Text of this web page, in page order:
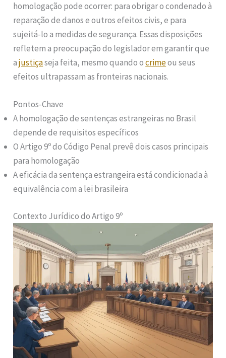
homologação pode ocorrer: para obrigar o condenado à
reparação de danos e outros efeitos civis, e para
sujeitá-lo a medidas de segurança. Essas disposições
refletem a preocupação do legislador em garantir que
ajustiçaseja feita, mesmo quando ocrimeou seus
efeitos ultrapassam as fronteiras nacionais.
Pontos-Chave
A homologação de sentenças estrangeiras no Brasil
depende de requisitos específicos
O Artigo 9º do Código Penal prevê dois casos principais
para homologação
A eficácia da sentença estrangeira está condicionada à
equivalência com a lei brasileira
Contexto Jurídico do Artigo 9º